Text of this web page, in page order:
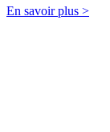
En savoir plus >